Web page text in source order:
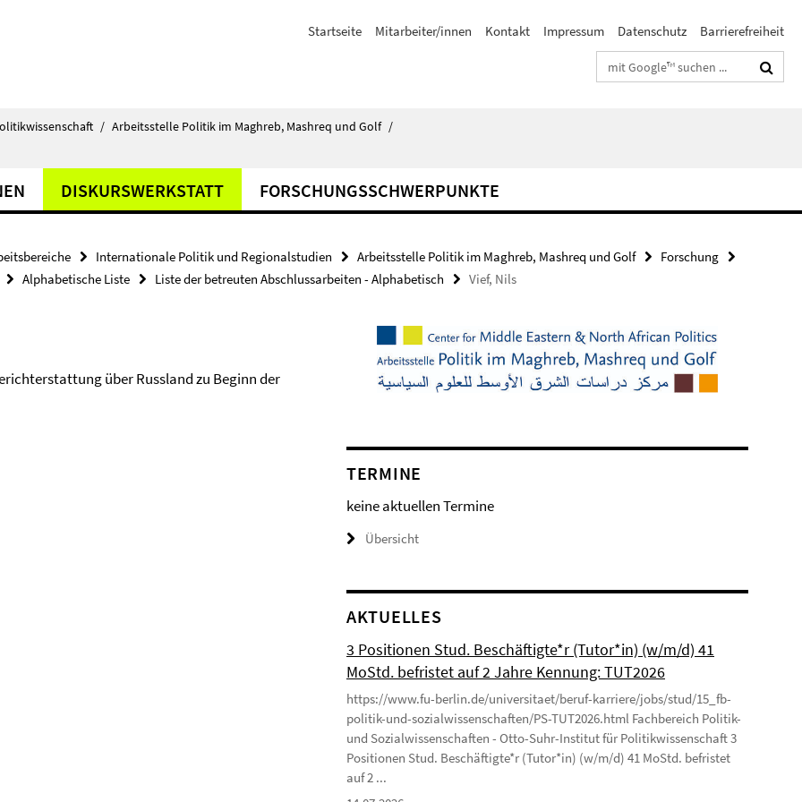
Startseite Mitarbeiter/innen Kontakt Impressum Datenschutz
Barrierefreiheit
Suchbegriffe
/ Arbeitsstelle Politik im Maghreb, Mashreq und Golf /
DISKURSWERKSTATT FORSCHUNGSSCHWERPUNKTE
Internationale Politik und Regionalstudien Arbeitsstelle Politik im Maghreb, Mashreq und Golf
Forschung
Alphabetische Liste Liste der betreuten Abschlussarbeiten - Alphabetisch Vief, Nils
über Russland zu Beginn der
TERMINE
keine aktuellen Termine
Übersicht
AKTUELLES
3 Positionen Stud. Beschäftigte*r (Tutor*in) (w/m/d) 41
MoStd. befristet auf 2 Jahre Kennung: TUT2026
https://www.fu-berlin.de/universitaet/beruf-karriere/jobs/stud/15_fb-
politik-und-sozialwissenschaften/PS-TUT2026.html Fachbereich Politik-
und Sozialwissenschaften - Otto-Suhr-Institut für Politikwissenschaft 3
Positionen Stud. Beschäftigte*r (Tutor*in) (w/m/d) 41 MoStd. befristet
auf 2 ...